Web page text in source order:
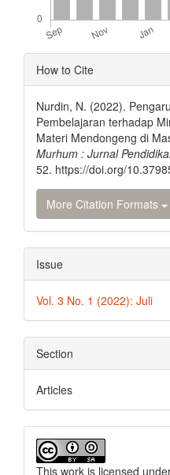
Article
Details
How to Cite
Nurdin, N. (2022).
Pembelajaran terhadap
Materi Mendongeng di
Murhum : Jurnal
52. https://doi.org/
More Citation Formats
Issue
Vol. 3 No. 1 (2022): Juli
Section
Articles
This work is licensed